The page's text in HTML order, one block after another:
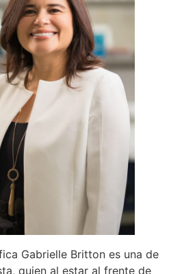
Gabrielle Britton es una de
quien al estar al frente de